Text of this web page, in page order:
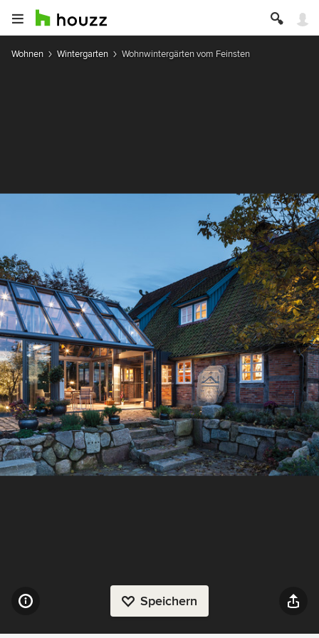
Wohnen Wintergarten Wohnwintergärten vom Feinsten
Speichern